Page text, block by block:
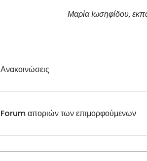
Μαρία Ιωσηφίδου,
Ανακοινώσεις
Forum αποριών των επιμορφούμενων